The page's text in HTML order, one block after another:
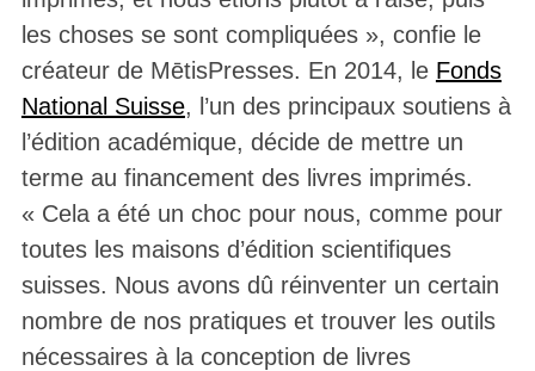
les choses se sont compliquées », confie le
créateur de MētisPresses. En 2014, le Fonds
National Suisse, l’un des principaux soutiens à
l’édition académique, décide de mettre un
terme au financement des livres imprimés.
« Cela a été un choc pour nous, comme pour
toutes les maisons d’édition scientifiques
suisses. Nous avons dû réinventer un certain
nombre de nos pratiques et trouver les outils
nécessaires à la conception de livres